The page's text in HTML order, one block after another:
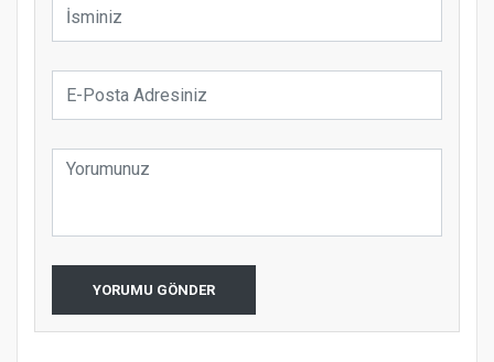
YORUMU GÖNDER